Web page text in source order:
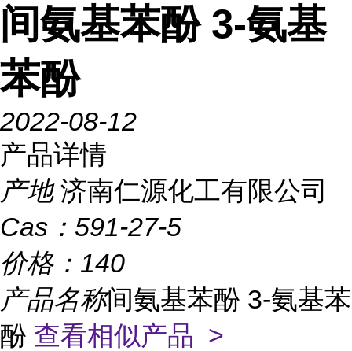
间氨基苯酚 3-氨基
苯酚
2022-08-12
产品详情
产地 济南仁源化工有限公司
Cas： 591-27-5
价格： 140
产品名称间氨基苯酚 3-氨基苯
酚 查看相似产品 >